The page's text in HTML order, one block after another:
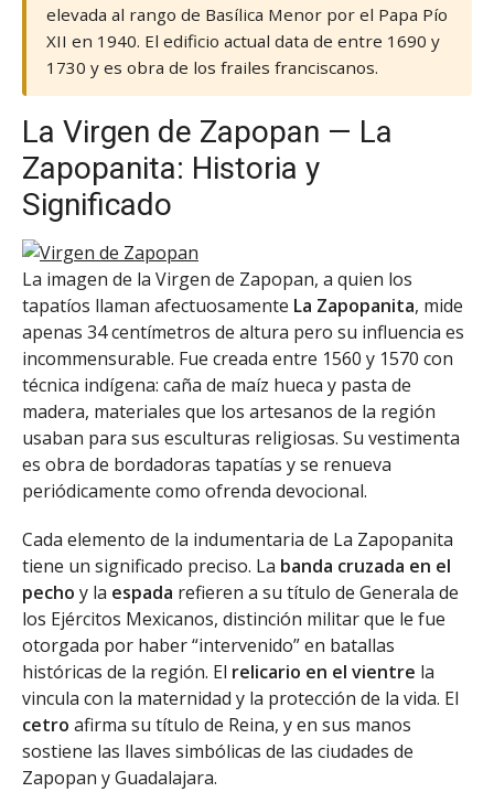
elevada al rango de Basílica Menor por el Papa Pío
XII en 1940. El edificio actual data de entre 1690 y
1730 y es obra de los frailes franciscanos.
La Virgen de Zapopan — La
Zapopanita: Historia y
Significado
La imagen de la Virgen de Zapopan, a quien los
tapatíos llaman afectuosamente La Zapopanita, mide
apenas 34 centímetros de altura pero su influencia es
incommensurable. Fue creada entre 1560 y 1570 con
técnica indígena: caña de maíz hueca y pasta de
madera, materiales que los artesanos de la región
usaban para sus esculturas religiosas. Su vestimenta
es obra de bordadoras tapatías y se renueva
periódicamente como ofrenda devocional.
Cada elemento de la indumentaria de La Zapopanita
tiene un significado preciso. La banda cruzada en el
pecho y la espada refieren a su título de Generala de
los Ejércitos Mexicanos, distinción militar que le fue
otorgada por haber “intervenido” en batallas
históricas de la región. El relicario en el vientre la
vincula con la maternidad y la protección de la vida. El
cetro afirma su título de Reina, y en sus manos
sostiene las llaves simbólicas de las ciudades de
Zapopan y Guadalajara.